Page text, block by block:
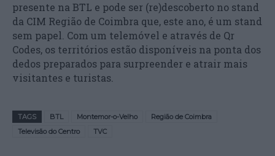
presente na BTL e pode ser (re)descoberto no stand
da CIM Região de Coimbra que, este ano, é um stand
sem papel. Com um telemóvel e através de Qr
Codes, os territórios estão disponíveis na ponta dos
dedos preparados para surpreender e atrair mais
visitantes e turistas.
TAGS BTL Montemor-o-Velho
Região de Coimbra
Televisão do Centro
TVC